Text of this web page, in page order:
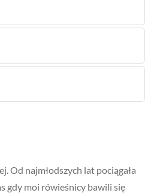
Od najmłodszych lat pociągała
gdy moi rówieśnicy bawili się